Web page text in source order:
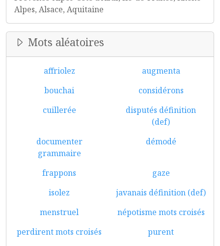
Alpes, Alsace, Aquitaine
Mots aléatoires
affriolez
augmenta
bouchai
considérons
cuillerée
disputés définition
(def)
documenter
grammaire
démodé
frappons
gaze
isolez
javanais définition (def)
menstruel
népotisme mots croisés
perdirent mots croisés
purent